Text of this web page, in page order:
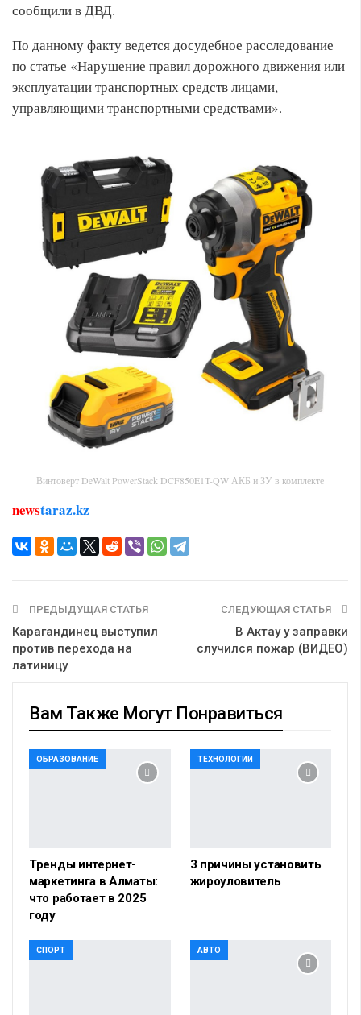
сообщили в ДВД.
По данному факту ведется досудебное расследование
по статье «Нарушение правил дорожного движения или
эксплуатации транспортных средств лицами,
управляющими транспортными средствами».
Винтоверт DeWalt PowerStack DCF850E1T-QW АКБ и ЗУ в комплекте
newstaraz.kz
ПРЕДЫДУЩАЯ СТАТЬЯ
Карагандинец выступил
против перехода на
латиницу
СЛЕДУЮЩАЯ СТАТЬЯ
В Актау у заправки
случился пожар (ВИДЕО)
Вам Также Могут Понравиться
ОБРАЗОВАНИЕ
Тренды интернет-
маркетинга в Алматы:
что работает в 2025
году
ТЕХНОЛОГИИ
3 причины установить
жироуловитель
СПОРТ АВТО